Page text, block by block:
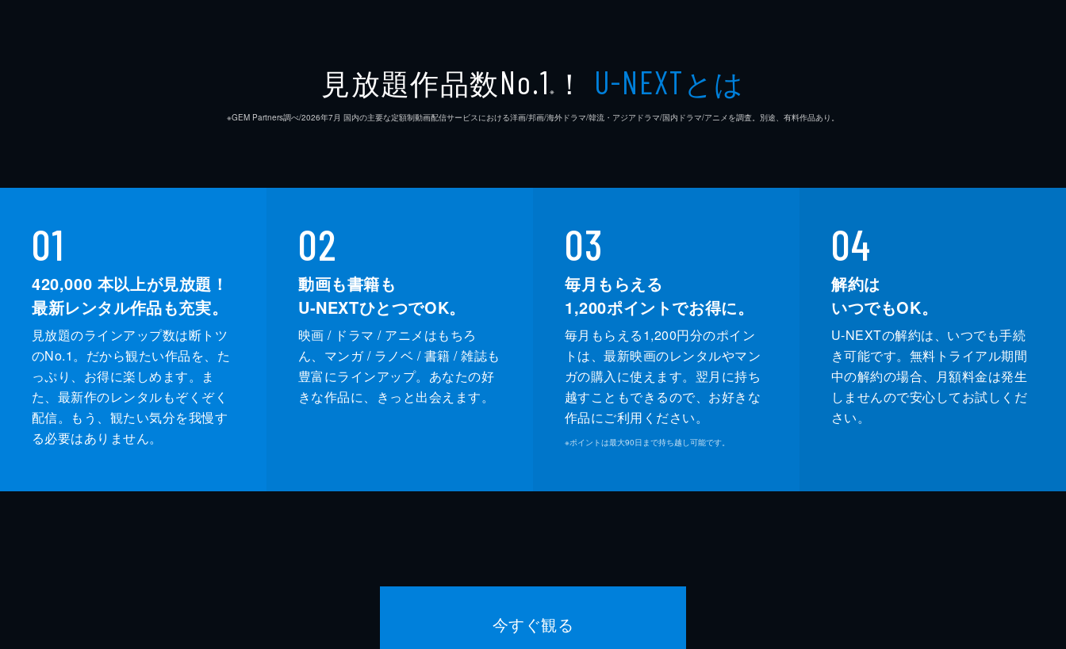
見放題作品数No.1 ※ ！ U-NEXTとは
※GEM Partners調べ/2026年7⽉ 国内の主要な定額制動画配信サービスにおける洋画/邦画/海外ドラマ/韓流・アジアドラマ/国内ドラマ/アニメを調査。別途、有料作品あり。
01
420,000 本以上が見放題！
最新レンタル作品も充実。
見放題のラインアップ数は断トツ
のNo.1。だから観たい作品を、た
っぷり、お得に楽しめます。ま
た、最新作のレンタルもぞくぞく
配信。もう、観たい気分を我慢す
る必要はありません。
02
動画も書籍も
U-NEXTひとつでOK。
映画 / ドラマ / アニメはもちろ
ん、マンガ / ラノベ / 書籍 / 雑誌も
豊富にラインアップ。あなたの好
きな作品に、きっと出会えます。
03
毎月もらえる
1,200ポイントでお得に。
毎月もらえる1,200円分のポイン
トは、最新映画のレンタルやマン
ガの購入に使えます。翌月に持ち
越すこともできるので、お好きな
作品にご利用ください。
※ポイントは最大90日まで持ち越し可能です。
04
解約は
いつでもOK。
U-NEXTの解約は、いつでも手続
き可能です。無料トライアル期間
中の解約の場合、月額料金は発生
しませんので安心してお試しくだ
さい。
今すぐ観る